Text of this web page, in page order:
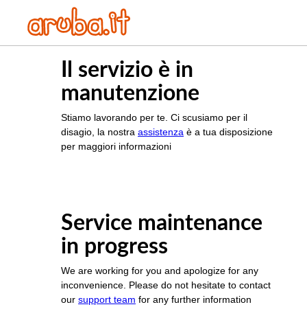
Il servizio è in
manutenzione
Stiamo lavorando per te. Ci scusiamo per il
disagio, la nostra assistenza è a tua disposizione
per maggiori informazioni
Service maintenance
in progress
We are working for you and apologize for any
inconvenience. Please do not hesitate to contact
our support team for any further information